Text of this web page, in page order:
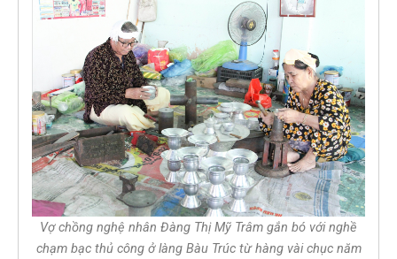
Vợ chồng nghệ nhân Đàng Thị Mỹ Trâm gắn bó với nghề
chạm bạc thủ công ở làng Bàu Trúc từ hàng vài chục năm